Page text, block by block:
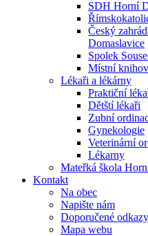
SDH Horní
Český
Domaslavice
Spolek
Místní
Lékaři a lékárny
Praktiční
Dětští lékaři
Zubní
Gynekologie
Veterinární
Lékarny
Mateřká škola
Kontakt
Na obec
Napište nám
Doporučené odkazy
Mapa webu